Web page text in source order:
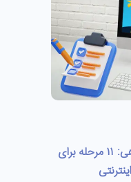
مراحل طراحی سایت فروشگاهی: ۱۱ مرحله برای